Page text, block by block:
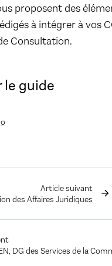
proposent des
à intégrer à vos
Consultation.
le guide
DG des Services de la
Article suivant
des Affaires Juridiques